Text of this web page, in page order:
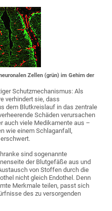
Zellen (grün) im Gehirn der
Schutzmechanismus: Als
verhindert sie, dass
dem Blutkreislauf in das zentrale
Schäden verursachen
auch viele Medikamente aus –
wie einem Schlaganfall,
sind sogenannte
der Blutgefäße aus und
von Stoffen durch die
nicht gleich Endothel. Denn
Merkmale teilen, passt sich
des zu versorgenden